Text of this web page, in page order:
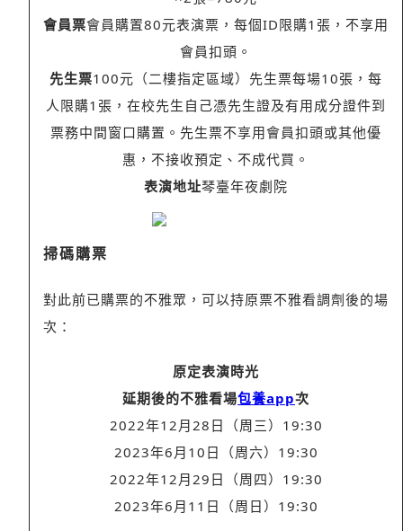
會員票會員購置80元表演票，每個ID限購1張，不享用
會員扣頭。
先生票100元（二樓指定區域）先生票每場10張，每
人限購1張，在校先生自己憑先生證及有用成分證件到
票務中間窗口購置。先生票不享用會員扣頭或其他優
惠，不接收預定、不成代買。
表演地址琴臺年夜劇院
掃碼購票
對此前已購票的不雅眾，可以持原票不雅看調劑後的場
次 ：
原定表演時光
延期後的不雅看場包養app次
2022年12月28日（周三）19:30
2023年6月10日（周六）19:30
2022年12月29日（周四）19:30
2023年6月11日（周日）19:30